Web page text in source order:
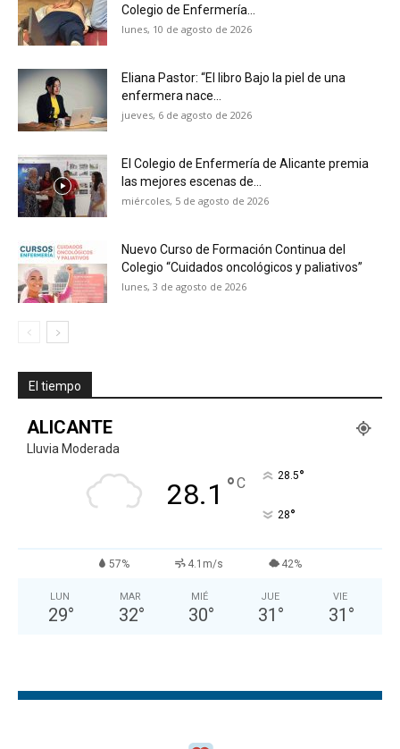
Colegio de Enfermería...
lunes, 10 de agosto de 2026
Eliana Pastor: “El libro Bajo la piel de una
enfermera nace...
jueves, 6 de agosto de 2026
El Colegio de Enfermería de Alicante premia
las mejores escenas de...
miércoles, 5 de agosto de 2026
Nuevo Curso de Formación Continua del
Colegio “Cuidados oncológicos y paliativos”
lunes, 3 de agosto de 2026
El tiempo
ALICANTE
Lluvia Moderada
28.1 °C 28.5°
28°
57% 4.1m/s 42%
LUN
29°
MAR
32°
MIÉ
30°
JUE
31 °
VIE
31 °